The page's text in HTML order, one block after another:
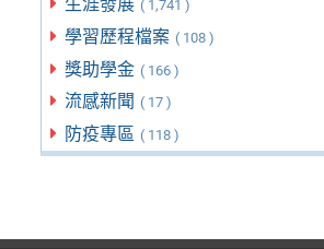
( 1,741 )
學習歷程檔案 ( 108 )
獎助學金 ( 166 )
流感新聞 ( 17 )
防疫專區 ( 118 )